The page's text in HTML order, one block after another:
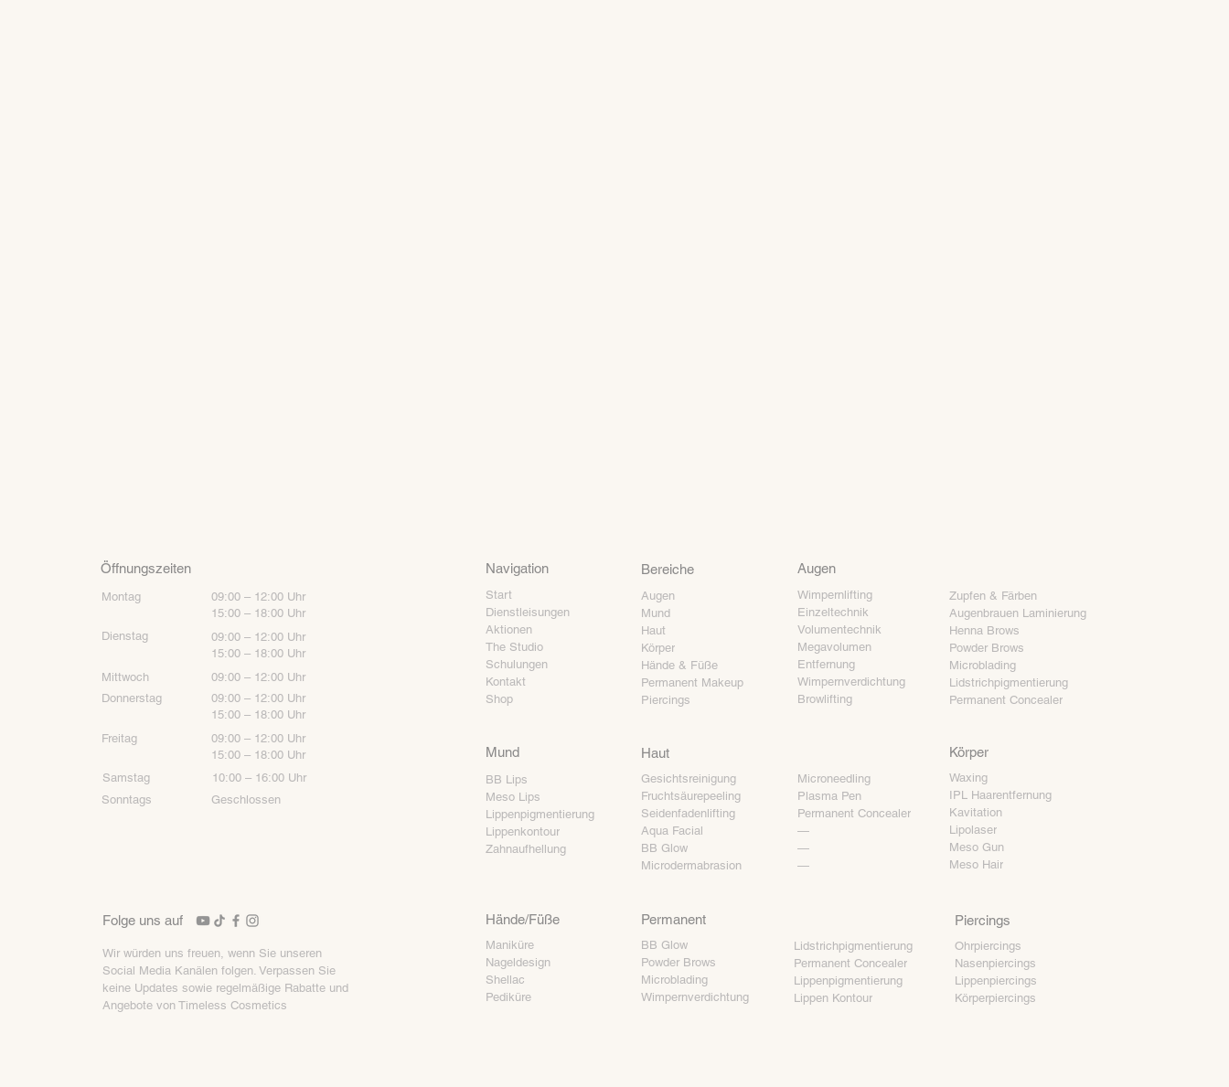
Öffnungszeiten
Montag
Dienstag
Mittwoch
Donnerstag
Freitag
Samstag
Sonntags
09:00 – 12:00 Uhr
15:00 – 18:00 Uhr
09:00 – 12:00 Uhr
15:00 – 18:00 Uhr
09:00 – 12:00 Uhr
09:00 – 12:00 Uhr
15:00 – 18:00 Uhr
09:00 – 12:00 Uhr
15:00 – 18:00 Uhr
10:00 – 16:00 Uhr
Geschlossen
Folge uns auf
Wir würden uns freuen, wenn Sie unseren
Social Media Kanälen folgen. Verpassen Sie
keine Updates sowie regelmäßige Rabatte und
Angebote von Timeless Cosmetics
Navigation
Start
Dienstleisungen
Aktionen
The Studio
Schulungen
Kontakt
Shop
Bereiche
Augen
Mund
Haut
Körper
Hände & Füße
Permanent Makeup
Piercings
Augen
Wimpernlifting
Einzeltechnik
Volumentechnik
Megavolumen
Entfernung
Wimpernverdichtung
Browlifting
Zupfen & Färben
Augenbrauen Laminierung
Henna Brows
Powder Brows
Microblading
Lidstrichpigmentierung
Permanent Concealer
Mund
BB Lips
Meso Lips
Lippenpigmentierung
Lippenkontour
Zahnaufhellung
Haut
Gesichtsreinigung
Fruchtsäurepeeling
Seidenfadenlifting
Aqua Facial
BB Glow
Microdermabrasion
Microneedling
Plasma Pen
Permanent Concealer
—
—
—
Körper
Waxing
IPL Haarentfernung
Kavitation
Lipolaser
Meso Gun
Meso Hair
Hände/Füße
Maniküre
Nageldesign
Shellac
Pediküre
Permanent
BB Glow
Powder Brows
Microblading
Wimpernverdichtung
Lidstrichpigmentierung
Permanent Concealer
Lippenpigmentierung
Lippen Kontour
Piercings
Ohrpiercings
Nasenpiercings
Lippenpiercings
Körperpiercings